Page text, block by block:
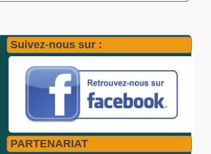
Suivez-nous sur :
PARTENARIAT